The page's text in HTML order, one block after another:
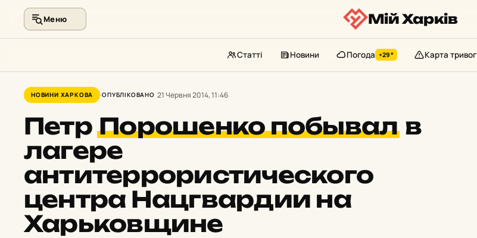
контенту
Меню Мій Харків
Статті Новини Погода +29° Карта тривог
НОВИНИ ХАРКОВА ОПУБЛІКОВАНО 21 Червня 2014, 11:46
ПетрПорошенко побывал в
лагере
антитеррористического
центра Нацгвардии на
Харьковщине